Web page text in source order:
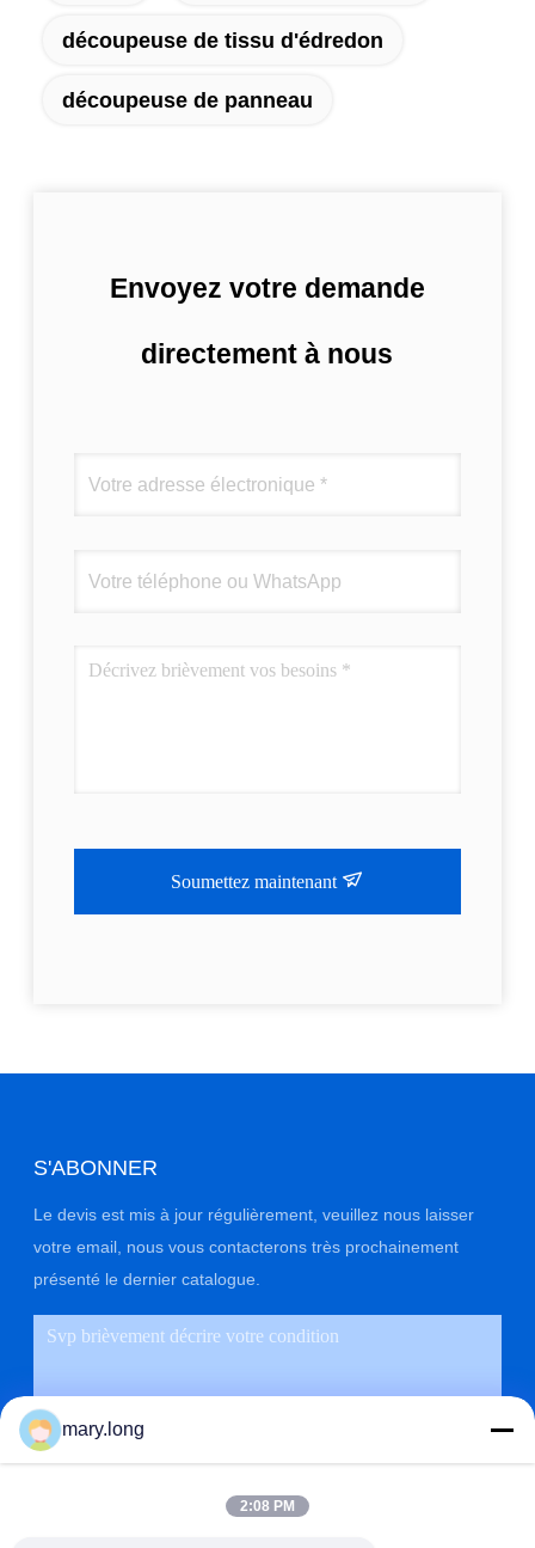
découpeuse de tissu d'édredon
découpeuse de panneau
Envoyez votre demande
directement à nous
Soumettez maintenant
S'ABONNER
Le devis est mis à jour régulièrement, veuillez nous laisser
votre email, nous vous contacterons très prochainement
présenté le dernier catalogue.
mary.long
2:08 PM